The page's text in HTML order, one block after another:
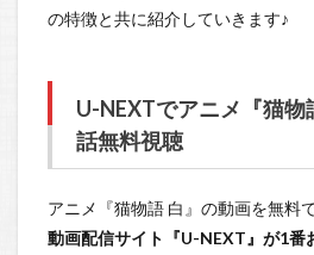
の特徴と共に紹介していきます♪
U-NEXTでアニメ『猫物
話無料視聴
アニメ『猫物語 白』の動画を無料
動画配信サイト『U-NEXT』が1番